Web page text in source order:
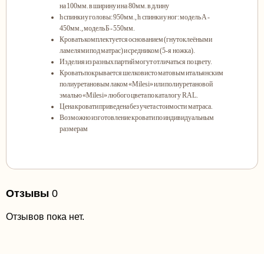
на 100мм. в ширину и на 80мм. в длину
h спинки у головы: 950мм., h спинки у ног: модель А -
450мм., модель Б - 550мм.
Кровать комплектуется основанием (гнутоклеёными
ламелями под матрас) и средником (5-я ножка).
Изделия из разных партий могут отличаться по цвету.
Кровать покрывается шелковисто матовым итальянским
полиуретановым лаком «Milesi» или полиуретановой
эмалью «Milesi» любого цвета по каталогу RAL.
Цена кровати приведена без учета стоимости матраса.
Возможно изготовление кровати по индивидуальным
размерам
Отзывы 0
Отзывов пока нет.